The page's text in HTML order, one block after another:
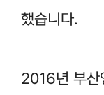
했습니다.
2016년 부산